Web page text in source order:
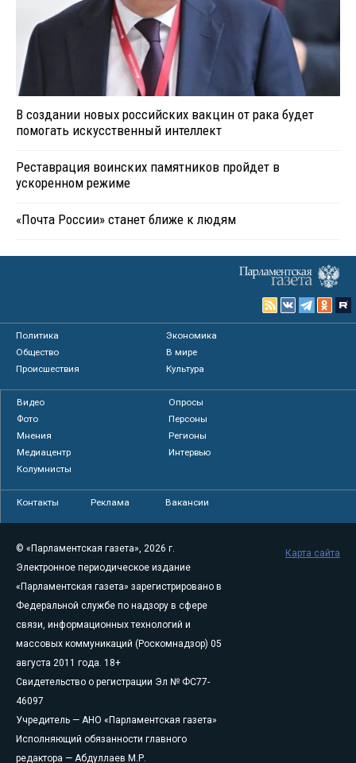
В создании новых российских вакцин от рака будет
помогать искусственный интеллект
Реставрация воинских памятников пройдет в
ускоренном режиме
«Почта России» станет ближе к людям
Политика
Экономика
Общество
В мире
Происшествия
Культура
Видео
Опросы
Фото
Персоны
Мнения
Регионы
Медиацентр
Интервью
Колумнисты
Контакты Реклама Вакансии
© «Парламентская газета», 2026 г.
Электронное периодическое издание
«Парламентская газета» зарегистрировано в
Федеральной службе по надзору в сфере
связи, информационных технологий и
массовых коммуникаций (Роскомнадзор) 05
августа 2011 года. 18+
Свидетельство о регистрации Эл № ФС77-
46097
Учредитель — АНО «Парламентская газета»
Исполняющий обязанности главного
редактора — Абдуллаев М.Р.
Карта сайта